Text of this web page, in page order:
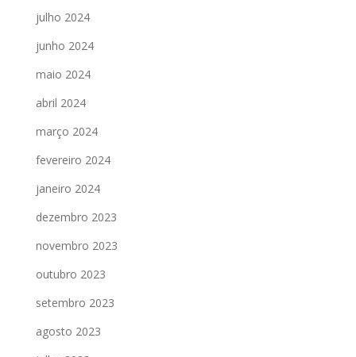
julho 2024
junho 2024
maio 2024
abril 2024
março 2024
fevereiro 2024
janeiro 2024
dezembro 2023
novembro 2023
outubro 2023
setembro 2023
agosto 2023